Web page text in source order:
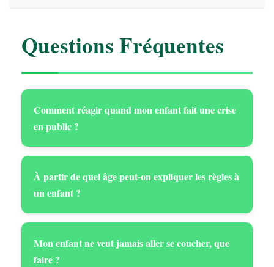
Questions Fréquentes
Comment réagir quand mon enfant fait une crise
en public ?
À partir de quel âge peut-on expliquer les règles à
un enfant ?
Mon enfant ne veut jamais aller se coucher, que
faire ?